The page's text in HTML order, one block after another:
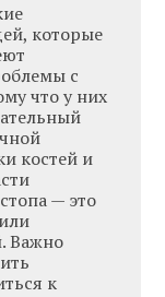
которые
с
что у них
костей и
— это
Важно
к